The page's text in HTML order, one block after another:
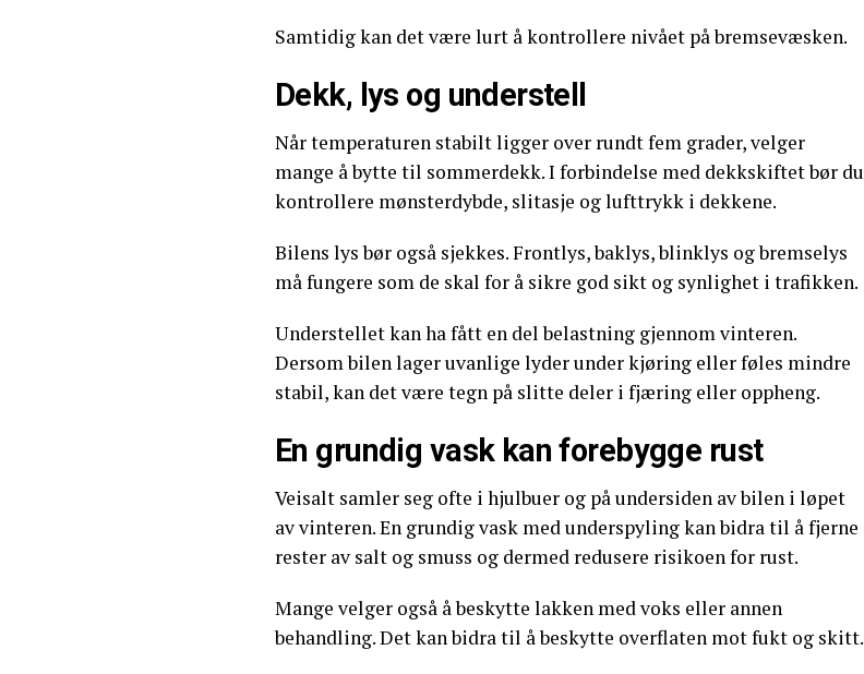
Samtidig kan det være lurt å kontrollere nivået på bremsevæsken.
Dekk, lys og understell
Når temperaturen stabilt ligger over rundt fem grader, velger
mange å bytte til sommerdekk. I forbindelse med dekkskiftet bør du
kontrollere mønsterdybde, slitasje og lufttrykk i dekkene.
Bilens lys bør også sjekkes. Frontlys, baklys, blinklys og bremselys
må fungere som de skal for å sikre god sikt og synlighet i trafikken.
Understellet kan ha fått en del belastning gjennom vinteren.
Dersom bilen lager uvanlige lyder under kjøring eller føles mindre
stabil, kan det være tegn på slitte deler i fjæring eller oppheng.
En grundig vask kan forebygge rust
Veisalt samler seg ofte i hjulbuer og på undersiden av bilen i løpet
av vinteren. En grundig vask med underspyling kan bidra til å fjerne
rester av salt og smuss og dermed redusere risikoen for rust.
Mange velger også å beskytte lakken med voks eller annen
behandling. Det kan bidra til å beskytte overflaten mot fukt og skitt.